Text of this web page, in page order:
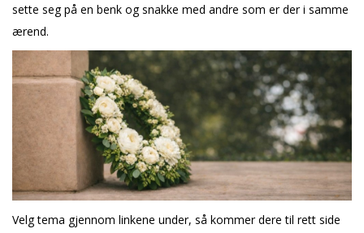
KONTAKT
MENIGHETSBLADET
sette seg på en benk og snakke med andre som er der i samme
ærend.
Velg tema gjennom linkene under, så kommer dere til rett side